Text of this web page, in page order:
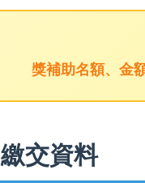
獎補助名額、金
繳交資料